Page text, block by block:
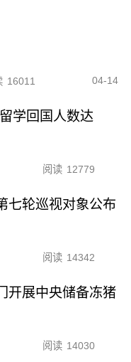
16011 04-14
学回国人数达
阅读 12779
七轮巡视对象公布
阅读 14342
开展中央储备冻猪
阅读 14030